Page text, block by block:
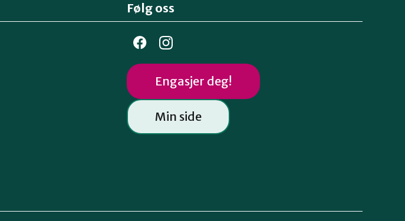
Følg oss
Engasjer deg!
Min side